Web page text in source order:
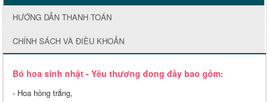
HƯỚNG DẪN THANH TOÁN
CHÍNH SÁCH VÀ ĐIỀU KHOẢN
Bó hoa sinh nhật - Yêu thương đong đầy bao gồm:
- Hoa hồng trắng,